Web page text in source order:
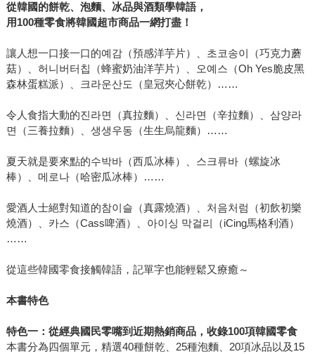
從韓國的餅乾、泡麵、冰品與酒類學韓語，
用100種零食將韓國超市商品一網打盡！
讓人想一口接一口的예감（預感洋芋片）、초코송이（巧克力蘑
菇）、허니버터칩（蜂蜜奶油洋芋片）、오예스（Oh Yes脆皮黑
森林蛋糕派）、크라운산도（皇冠夾心餅乾）……
令人食指大動的진라면（真拉麵）、신라면（辛拉麵）、삼양라
면（三養拉麵）、생생우동（生生烏龍麵）……
夏天就是要來點的수박바（西瓜冰棒）、스크류바（螺旋冰
棒）、메로나（哈密瓜冰棒）……
愛酒人士絕對知道的참이슬（真露燒酒）、처음처럼（初飲初樂
燒酒）、카스（Cass啤酒）、아이싱 막걸리（iCing馬格利酒）
……
從這些韓國零食接觸韓語，記單字也能輕鬆又療癒～
本書特色
特色一：從經典國民零嘴到近期熱銷商品，收錄100項韓國零食
本書分為四個單元，精選40種餅乾、25種泡麵、20項冰品以及15